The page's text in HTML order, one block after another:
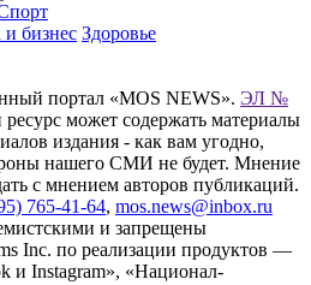
бизнес Здоровье
портал «MOS NEWS». ЭЛ №
может содержать материалы
издания - как вам угодно,
нашего СМИ не будет. Мнение
с мнением авторов публикаций.
765-41-64, mos.news@inbox.ru
и запрещены
Inc. по реализации продуктов —
и Instagram», «Национал-